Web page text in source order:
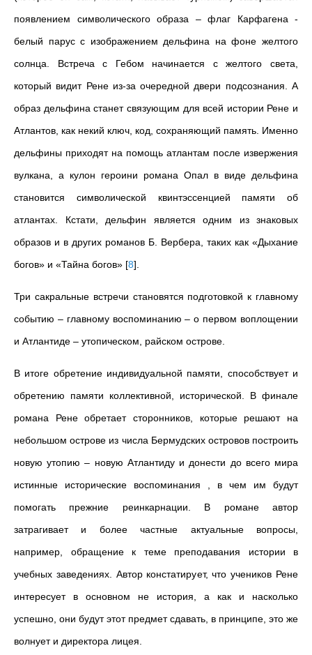
появлением символического образа – флаг Карфагена -
белый парус с изображением дельфина на фоне желтого
солнца. Встреча с Гебом начинается с желтого света,
который видит Рене из-за очередной двери подсознания. А
образ дельфина станет связующим для всей истории Рене и
Атлантов, как некий ключ, код, сохраняющий память. Именно
дельфины приходят на помощь атлантам после извержения
вулкана, а кулон героини романа Опал в виде дельфина
становится символической квинтэссенцией памяти об
атлантах. Кстати, дельфин является одним из знаковых
образов и в других романов Б. Вербера, таких как «Дыхание
богов» и «Тайна богов» [8]
Три сакральные встречи становятся подготовкой к главному
событию – главному воспоминанию – о первом воплощении
и Атлантиде – утопическом, райском острове.
В итоге обретение индивидуальной памяти, способствует и
обретению памяти коллективной, исторической. В финале
романа Рене обретает сторонников, которые решают на
небольшом острове из числа Бермудских островов построить
новую утопию – новую Атлантиду и донести до всего мира
истинные исторические воспоминания , в чем им будут
помогать прежние реинкарнации. В романе автор
затрагивает и более частные актуальные вопросы,
например, обращение к теме преподавания истории в
учебных заведениях. Автор констатирует, что учеников Рене
интересует в основном не история, а как и насколько
успешно, они будут этот предмет сдавать, в принципе, это же
волнует и директора лицея.